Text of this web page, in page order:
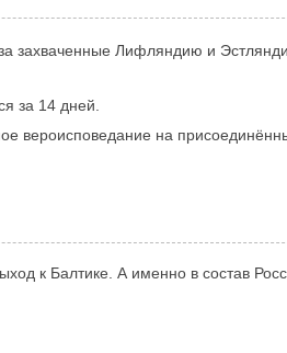
захваченные Лифляндию и
за 14 дней.
вероисповедание на
к Балтике. А именно в состав